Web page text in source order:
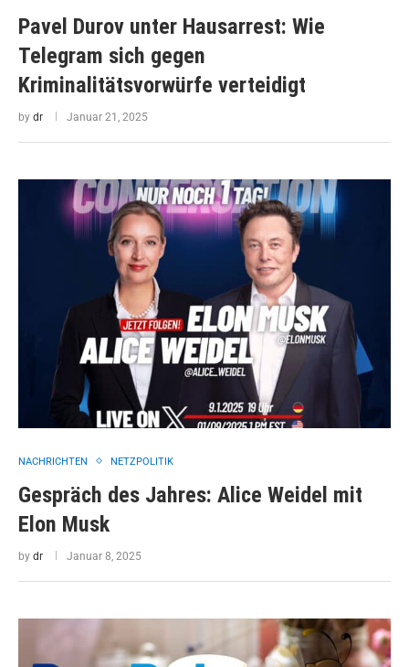
Pavel Durov unter Hausarrest: Wie
Telegram sich gegen
Kriminalitätsvorwürfe verteidigt
by dr Januar 21, 2025
NACHRICHTEN NETZPOLITIK
Gespräch des Jahres: Alice Weidel mit
Elon Musk
by dr Januar 8, 2025